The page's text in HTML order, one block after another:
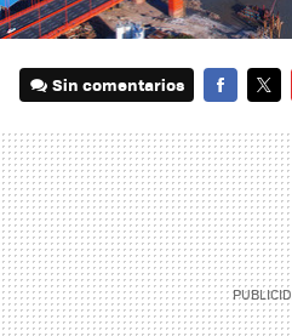
Sin comentarios